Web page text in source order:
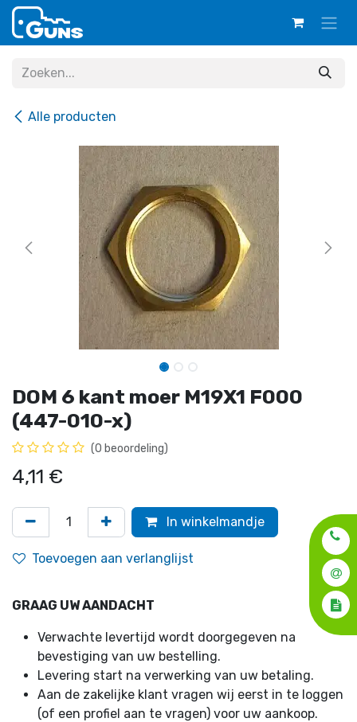
Overslaan naar inhoud
Alle producten
DOM 6 kant moer M19X1 F000
(447-010-x)
(0 beoordeling)
4,11 €
In winkelmandje
Toevoegen aan verlanglijst
GRAAG UW AANDACHT
Verwachte levertijd wordt doorgegeven na
bevestiging van uw bestelling.
Levering start na verwerking van uw betaling.
Aan de zakelijke klant vragen wij eerst in te loggen
(of een profiel aan te vragen) voor uw aankoop.